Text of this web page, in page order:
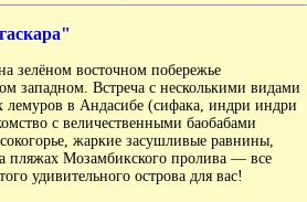
зелёном восточном побережье
западном. Встреча с несколькими видами
лемуров в Андасибе (сифака, индри индри
с величественными баобабами
жаркие засушливые равнины,
пляжах Мозамбикского пролива — все
удивительного острова для вас!